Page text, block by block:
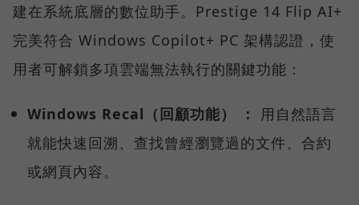
建在系統底層的數位助手。Prestige 14 Flip AI+
完美符合 Windows Copilot+ PC 架構認證，使
用者可解鎖多項雲端無法執行的關鍵功能：
Windows Recal（回顧功能） ：
用自然語言
就能快速回溯、查找曾經瀏覽過的文件、合約
或網頁內容。